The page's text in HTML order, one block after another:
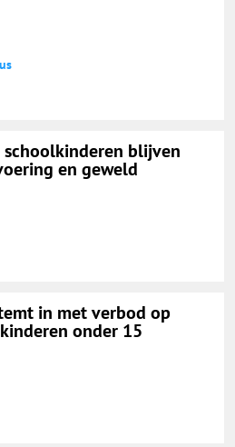
schoolkinderen blijven
en geweld
in met verbod op
onder 15